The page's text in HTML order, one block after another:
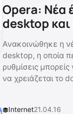
Opera: Νέα
desktop
Ανακοινώθηκε η
desktop, η οποία
ρυθμίσεις
να χρειάζεται το
Internet21.04.16